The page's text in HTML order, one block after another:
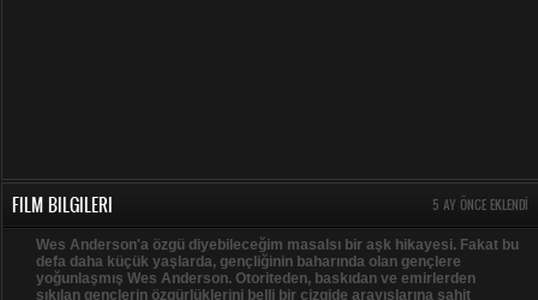
FILM BILGILERI 5 AY ÖNCE EKLENDI
Wes Anderson'a özgü diyebileceğim masalsı bir aşk hikayesi. Fakat bu
defa daha küçük yaşlarda, gençliğinin baharında olan gençlere
yoğunlaşmış Wes Anderson. Otoriteden, baskıdan ve emirlerden
sıkılan gençlerin özgürlüklerini belli bir çizgide arayışlarına şahit